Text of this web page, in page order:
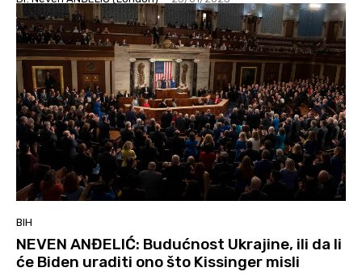
BIH
NEVEN ANĐELIĆ: Budućnost Ukrajine, ili da li
će Biden uraditi ono što Kissinger misli